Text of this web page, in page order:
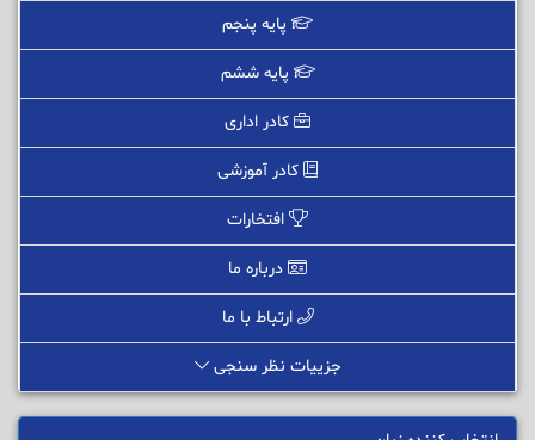
پایه پنجم
پایه ششم
کادر اداری
کادر آموزشی
افتخارات
درباره ما
ارتباط با ما
جزییات نظر سنجی